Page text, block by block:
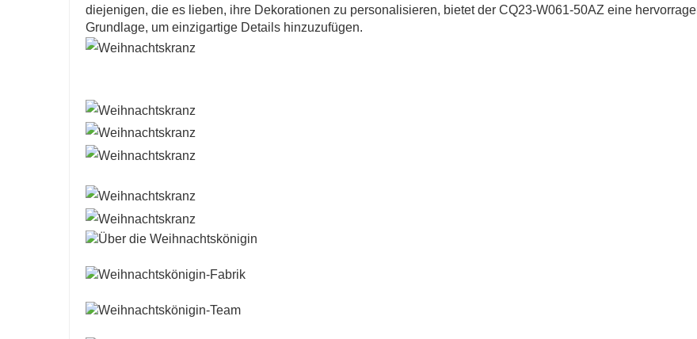
diejenigen, die es lieben, ihre Dekorationen zu personalisieren, bietet der CQ23-W061-50AZ eine
Grundlage, um einzigartige Details hinzuzufügen.